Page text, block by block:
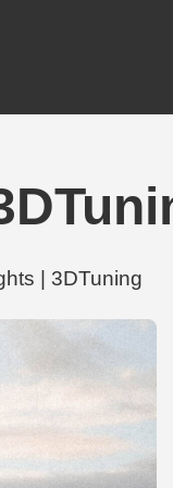
| 3DTuning